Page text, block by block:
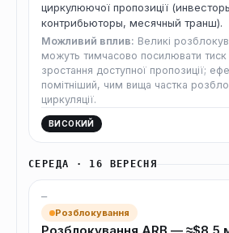
циркулюючої пропозиції
контрибьюторы, месячный транш).
Можливий вплив: Великі
можуть тимчасово посилювати тиск
зростання доступної пропозиції;
помітніший, чим вища частка
циркуляції.
ВИСОКИЙ
СЕРЕДА · 16 ВЕРЕСНЯ
—
Розблокування